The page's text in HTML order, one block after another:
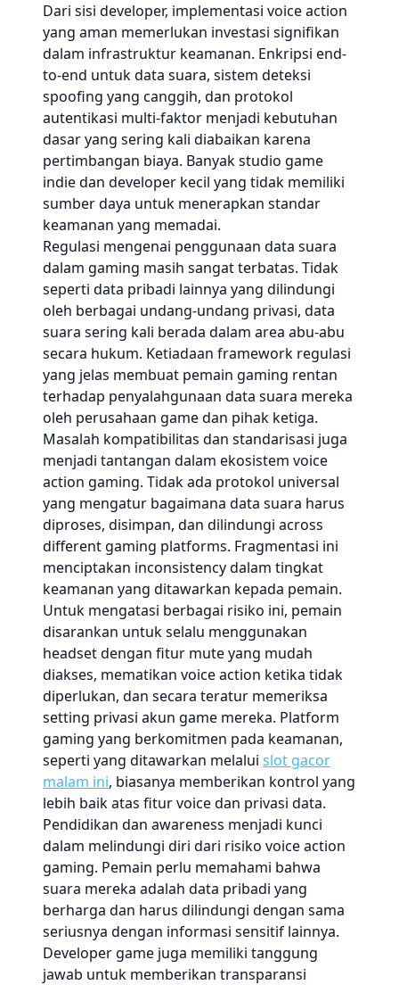
Dari sisi developer, implementasi voice action
yang aman memerlukan investasi signifikan
dalam infrastruktur keamanan. Enkripsi end-
to-end untuk data suara, sistem deteksi
spoofing yang canggih, dan protokol
autentikasi multi-faktor menjadi kebutuhan
dasar yang sering kali diabaikan karena
pertimbangan biaya. Banyak studio game
indie dan developer kecil yang tidak memiliki
sumber daya untuk menerapkan standar
keamanan yang memadai.
Regulasi mengenai penggunaan data suara
dalam gaming masih sangat terbatas. Tidak
seperti data pribadi lainnya yang dilindungi
oleh berbagai undang-undang privasi, data
suara sering kali berada dalam area abu-abu
secara hukum. Ketiadaan framework regulasi
yang jelas membuat pemain gaming rentan
terhadap penyalahgunaan data suara mereka
oleh perusahaan game dan pihak ketiga.
Masalah kompatibilitas dan standarisasi juga
menjadi tantangan dalam ekosistem voice
action gaming. Tidak ada protokol universal
yang mengatur bagaimana data suara harus
diproses, disimpan, dan dilindungi across
different gaming platforms. Fragmentasi ini
menciptakan inconsistency dalam tingkat
keamanan yang ditawarkan kepada pemain.
Untuk mengatasi berbagai risiko ini, pemain
disarankan untuk selalu menggunakan
headset dengan fitur mute yang mudah
diakses, mematikan voice action ketika tidak
diperlukan, dan secara teratur memeriksa
setting privasi akun game mereka. Platform
gaming yang berkomitmen pada keamanan,
seperti yang ditawarkan melalui slot gacor
malam ini, biasanya memberikan kontrol yang
lebih baik atas fitur voice dan privasi data.
Pendidikan dan awareness menjadi kunci
dalam melindungi diri dari risiko voice action
gaming. Pemain perlu memahami bahwa
suara mereka adalah data pribadi yang
berharga dan harus dilindungi dengan sama
seriusnya dengan informasi sensitif lainnya.
Developer game juga memiliki tanggung
jawab untuk memberikan transparansi